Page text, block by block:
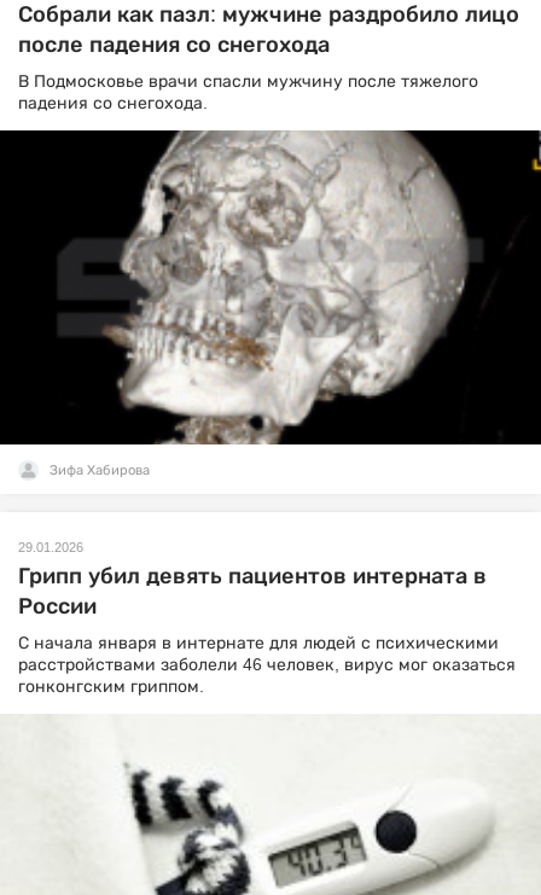
Собрали как пазл: мужчине раздробило лицо
после падения со снегохода
В Подмосковье врачи спасли мужчину после тяжелого
падения со снегохода.
Зифа Хабирова
29.01.2026
Грипп убил девять пациентов интерната в
России
С начала января в интернате для людей с психическими
расстройствами заболели 46 человек, вирус мог оказаться
гонконгским гриппом.